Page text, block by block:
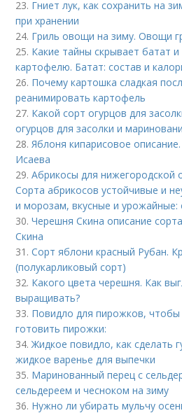
23. Гниет лук, как сохранить на
при хранении
24. Гриль овощи на зиму. Овощи
25. Какие тайны скрывает батат
картофелю. Батат: состав и
26. Почему картошка сладкая
реанимировать картофель
27. Какой сорт огурцов для
огурцов для засолки и
28.Яблоня кипарисовое
Исаева
29.Абрикосы для нижегородской
Сорта абрикосов устойчивые и
и морозам, вкусные и урожайные:
30.Черешня Скина описание
Скина
31.Сорт яблони красный Рубан.
(полукарликовый сорт)
32. Какого цвета черешня. Как
выращивать?
33. Повидло для пирожков,
готовить пирожки:
34.Жидкое повидло, как сделать
жидкое варенье для выпечки
35. Маринованный перец с
сельдереем и чесноком на зиму
36. Нужно ли убирать мульчу